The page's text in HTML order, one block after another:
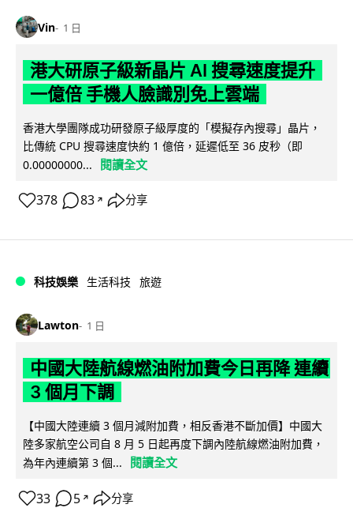
Vin 1 日
港大研原子級新晶片 AI 搜尋速度提升
一億倍 手機人臉識別免上雲端
香港大學團隊成功研發原子級厚度的「模擬存內搜尋」晶片，
比傳統 CPU 搜尋速度快約 1 億倍，延遲低至 36 皮秒（即
0.00000000...
閱讀全文
378 83 ↗ 分享
科技娛樂 生活科技 旅遊
Lawton 1 日
中國大陸航線燃油附加費今日再降 連續
3 個月下調
【中國大陸連續 3 個月減附加費，相反香港不斷加價】中國大
陸多家航空公司自 8 月 5 日起再度下調內陸航線燃油附加費，
為年內連續第 3 個...
閱讀全文
33 5 ↗ 分享